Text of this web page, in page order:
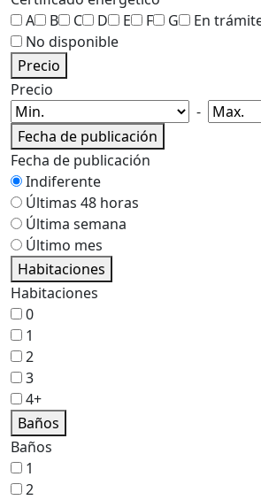
A
B C D E F G En
No disponible
Precio
Precio
-
Fecha de publicación
Fecha de publicación
Indiferente
Últimas 48 horas
Última semana
Último mes
Habitaciones
Habitaciones
0
1
2
3
4+
Baños
Baños
1
2